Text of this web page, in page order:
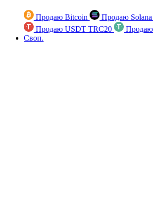
Продаю Bitcoin Продаю Solana
Продаю USDT TRC20
Своп.